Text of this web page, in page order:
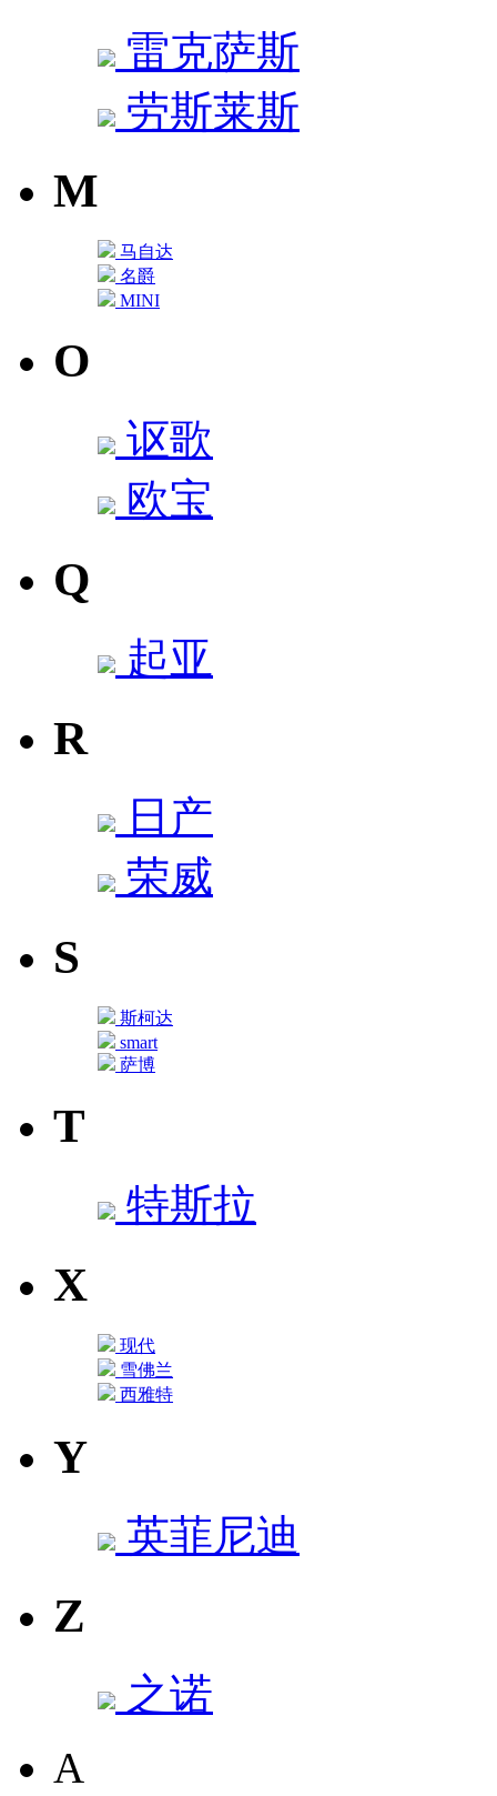
雷克萨斯
劳斯莱斯
M
马自达
名爵
MINI
O
讴歌
欧宝
Q
起亚
R
日产
荣威
S
斯柯达
smart
萨博
T
特斯拉
X
现代
雪佛兰
西雅特
Y
英菲尼迪
Z
之诺
A